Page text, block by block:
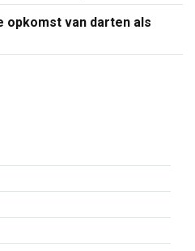
opkomst van darten als